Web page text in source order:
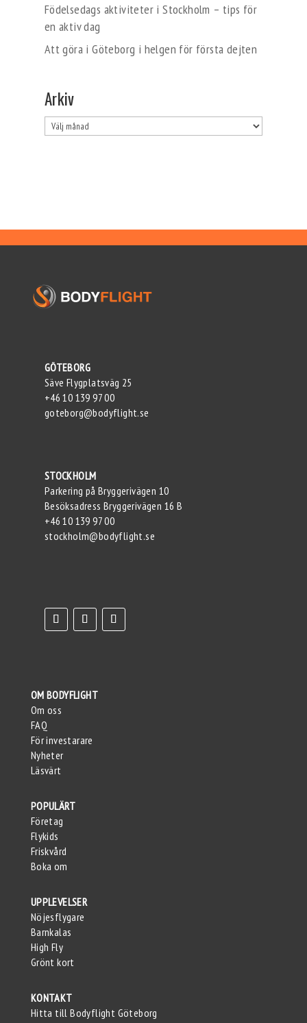
Födelsedags aktiviteter i Stockholm – tips för
en aktiv dag
Att göra i Göteborg i helgen för första dejten
Arkiv
Arkiv
GÖTEBORG
Säve Flygplatsväg 25
+46 10 139 97 00
goteborg@bodyflight.se
STOCKHOLM
Parkering på Bryggerivägen 10
Besöksadress Bryggerivägen 16 B
+46 10 139 97 00
stockholm@bodyflight.se
OM BODYFLIGHT
Om oss
FAQ
För investarare
Nyheter
Läsvärt
POPULÄRT
Företag
Flykids
Friskvård
Boka om
UPPLEVELSER
Nöjesflygare
Barnkalas
High Fly
Grönt kort
KONTAKT
Hitta till Bodyflight Göteborg